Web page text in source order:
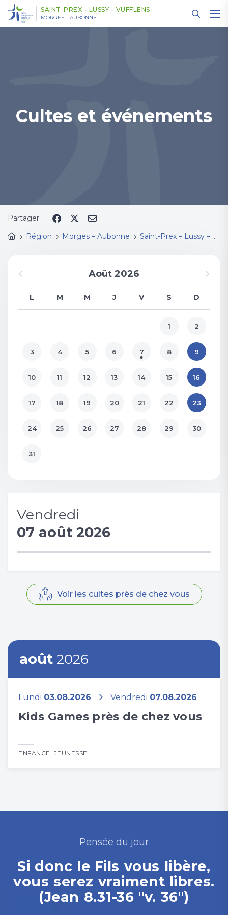
SAINT-PREX – LUSSY – VUFFLENS
MORGES – AUBONNE
Cultes et événements
Partager :
Région
Morges – Aubonne Saint-Prex – Lussy – Vufflens
Août 2026
L M M J V S D
1 2
3 4 5 6 7 8 9
10 11 12 13 14 15 16
17 18 19 20 21 22 23
24 25 26 27 28 29 30
31
Vendredi
07 août 2026
Voir les cultes près de chez vous
août 2026
Lundi 03.08.2026 Vendredi 07.08.2026
Kids Games près de chez vous
ENFANCE, JEUNESSE
Pensée du jour
Si donc le Fils vous libère,
vous serez vraiment libres.
(Jean 8.31-36 "v. 36")
Panneau de gestion des cookies